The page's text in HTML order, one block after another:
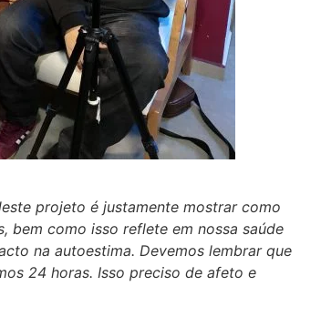
projeto é justamente mostrar como
bem como isso reflete em nossa saúde
na autoestima. Devemos lembrar que
24 horas. Isso preciso de afeto e